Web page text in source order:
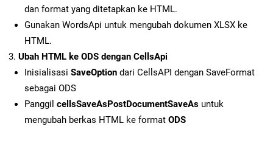
dan format yang ditetapkan ke HTML.
Gunakan WordsApi untuk mengubah dokumen XLSX ke
HTML.
Ubah HTML ke ODS dengan CellsApi
Inisialisasi SaveOption dari CellsAPI dengan SaveFormat
sebagai ODS
Panggil cellsSaveAsPostDocumentSaveAs untuk
mengubah berkas HTML ke format ODS